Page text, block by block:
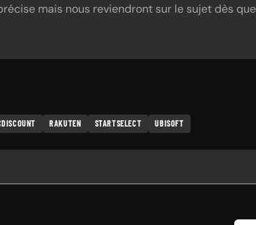
mais nous reviendront sur le sujet dès
RAKUTEN STARTSELECT UBISOFT